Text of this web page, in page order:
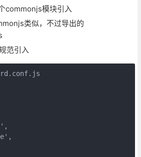
commonjs模块引入
类似，不过导出的
范引入